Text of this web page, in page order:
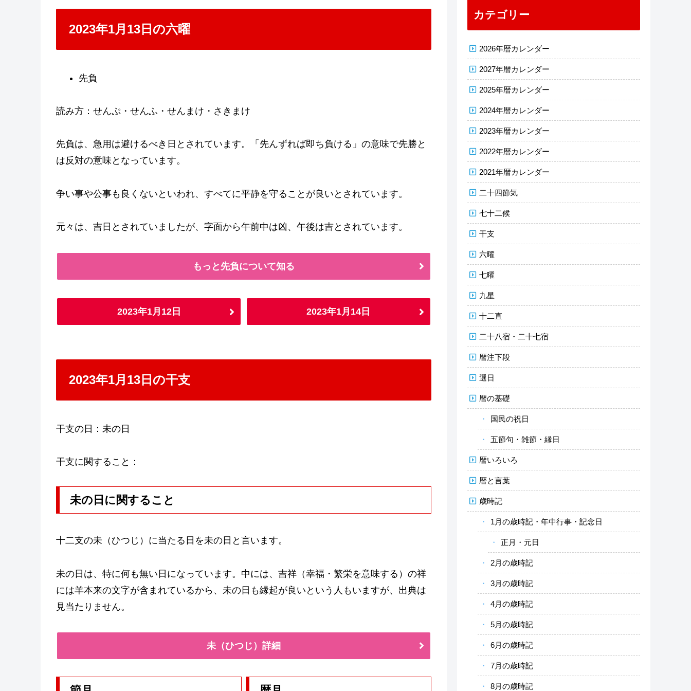
2023年1月13日の六曜
先負
読み方：せんぷ・せんふ・せんまけ・さきまけ
先負は、急用は避けるべき日とされています。「先んずれば即ち負ける」の意味で先勝と
は反対の意味となっています。
争い事や公事も良くないといわれ、すべてに平静を守ることが良いとされています。
元々は、吉日とされていましたが、字面から午前中は凶、午後は吉とされています。
もっと先負について知る
2023年1月12日 2023年1月14日
2023年1月13日の干支
干支の日：未の日
干支に関すること：
未の日に関すること
十二支の未（ひつじ）に当たる日を未の日と言います。
未の日は、特に何も無い日になっています。中には、吉祥（幸福・繁栄を意味する）の祥
には羊本来の文字が含まれているから、未の日も縁起が良いという人もいますが、出典は
見当たりません。
未（ひつじ）詳細
カテゴリー
2026年暦カレンダー
2027年暦カレンダー
2025年暦カレンダー
2024年暦カレンダー
2023年暦カレンダー
2022年暦カレンダー
2021年暦カレンダー
二十四節気
七十二候
干支
六曜
七曜
九星
十二直
二十八宿・二十七宿
暦注下段
選日
暦の基礎
国民の祝日
五節句・雑節・縁日
暦いろいろ
暦と言葉
歳時記
1月の歳時記・年中行事・記念日
正月・元日
2月の歳時記
3月の歳時記
4月の歳時記
5月の歳時記
6月の歳時記
7月の歳時記
8月の歳時記